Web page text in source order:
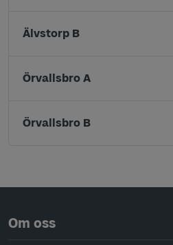
Älvstorp B
Örvallsbro A
Örvallsbro B
Sidfotsnavigering
Om oss